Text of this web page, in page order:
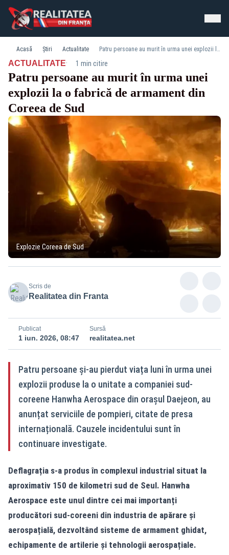
Acasă Știri Actualitate Patru persoane au murit în urma unei explozii la o fabrică de armament din Coreea de Sud
ACTUALITATE· 1 min citire
Patru persoane au murit în urma unei
explozii la o fabrică de armament din
Coreea de Sud
Explozie Coreea de Sud
Scris de
Realitatea din Franta
Publicat
1 iun. 2026, 08:47
Sursă
realitatea.net
Patru persoane și-au pierdut viața luni în urma unei
explozii produse la o unitate a companiei sud-
coreene Hanwha Aerospace din orașul Daejeon, au
anunțat serviciile de pompieri, citate de presa
internațională. Cauzele incidentului sunt în
continuare investigate.
Deflagrația s-a produs în complexul industrial situat la
aproximativ 150 de kilometri sud de Seul. Hanwha
Aerospace este unul dintre cei mai importanți
producători sud-coreeni din industria de apărare și
aerospațială, dezvoltând sisteme de armament ghidat,
echipamente de artilerie și tehnologii aerospațiale.